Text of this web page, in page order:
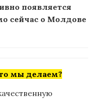
появляется
сейчас о Молдове
мы делаем?